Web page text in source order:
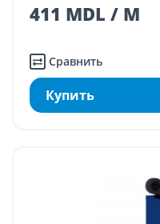
411 MDL / M
Сравнить
Купить